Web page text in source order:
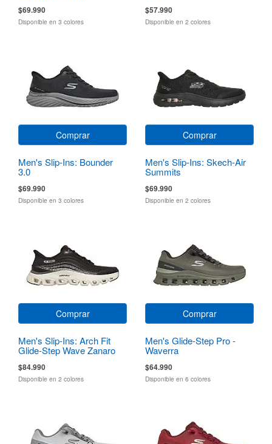
$69.990
Disponible en 3 colores
$57.990
Disponible en 2 colores
Comprar
Men's Slip-Ins: Bounder
3.0
$69.990
Disponible en 3 colores
Comprar
Men's Slip-Ins: Skech-Air
Summits
$69.990
Disponible en 2 colores
Comprar
Men's Slip-Ins: Arch Fit
Glide-Step Wave Zanaro
$84.990
Disponible en 2 colores
Comprar
Men's Glide-Step Pro -
Waverra
$64.990
Disponible en 6 colores